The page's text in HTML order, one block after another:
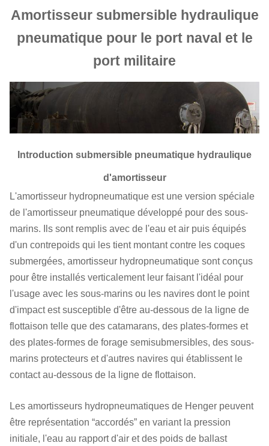
Amortisseur submersible hydraulique
pneumatique pour le port naval et le
port militaire
Introduction submersible pneumatique hydraulique
d'amortisseur
L'amortisseur hydropneumatique est une version spéciale
de l'amortisseur pneumatique développé pour des sous-
marins. Ils sont remplis avec de l'eau et air puis équipés
d'un contrepoids qui les tient montant contre les coques
submergées, amortisseur hydropneumatique sont conçus
pour être installés verticalement leur faisant l'idéal pour
l'usage avec les sous-marins ou les navires dont le point
d'impact est susceptible d'être au-dessous de la ligne de
flottaison telle que des catamarans, des plates-formes et
des plates-formes de forage semisubmersibles, des sous-
marins protecteurs et d'autres navires qui établissent le
contact au-dessous de la ligne de flottaison.
Les amortisseurs hydropneumatiques de Henger peuvent
être représentation “accordés” en variant la pression
initiale, l'eau au rapport d'air et des poids de ballast